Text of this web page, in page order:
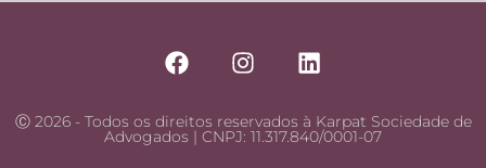
Ⓒ 2026 - Todos os direitos reservados à Karpat Sociedade de
Advogados | CNPJ: 11.317.840/0001-07